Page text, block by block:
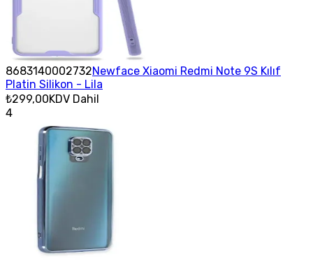
8683140002732Newface Xiaomi Redmi Note 9S Kılıf
Platin Silikon - Lila
₺299,00KDV Dahil
4